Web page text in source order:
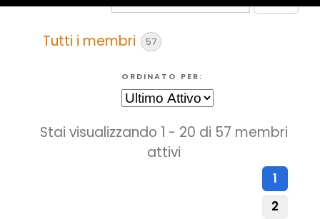
MEMBRI...
Tutti i membri 57
ORDINATO PER:
Elenco
Stai visualizzando 1 - 20 di 57 membri
attivi
1
2